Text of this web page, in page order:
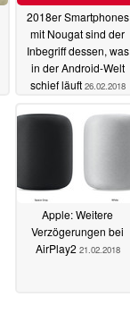
2018er Smartphones
mit Nougat sind der
Inbegriff dessen, was
in der Android-Welt
schief läuft 26.02.2018
Apple: Weitere
Verzögerungen bei
AirPlay2 21.02.2018